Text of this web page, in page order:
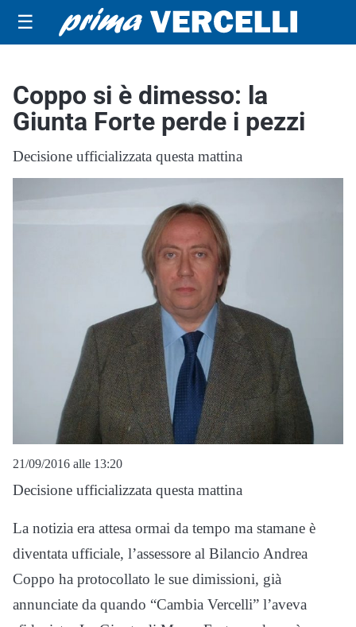
☰
Coppo si è dimesso: la
Giunta Forte perde i pezzi
Decisione ufficializzata questa mattina
21/09/2016 alle 13:20
Decisione ufficializzata questa mattina
La notizia era attesa ormai da tempo ma stamane è
diventata ufficiale, l’assessore al Bilancio Andrea
Coppo ha protocollato le sue dimissioni, già
annunciate da quando “Cambia Vercelli” l’aveva